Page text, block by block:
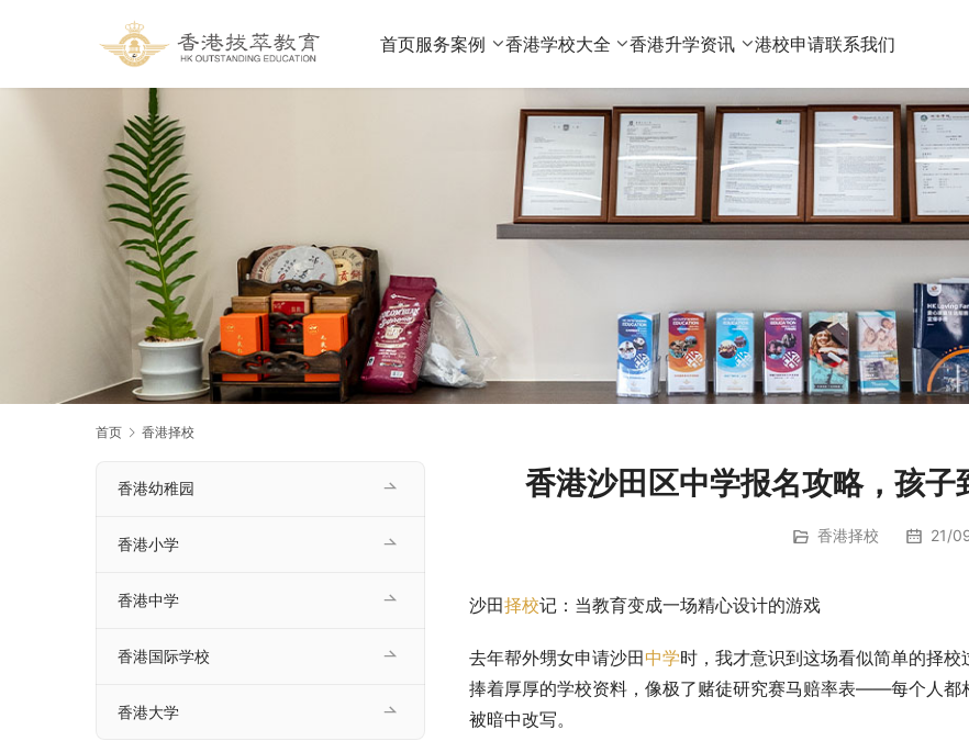
首页服务案例 香港学校大全 香港升学资讯 港校申请联系我们
首页 香港择校
香港沙田区中学报名攻略，孩子
香港择校 21/
沙田择校记：当教育变成一场精心设计的游戏
去年帮外甥女申请沙田中学时，我才意识到这场看似简单的择
捧着厚厚的学校资料，像极了赌徒研究赛马赔率表——每个人都
被暗中改写。
香港幼稚园
香港小学
香港中学
香港国际学校
香港大学